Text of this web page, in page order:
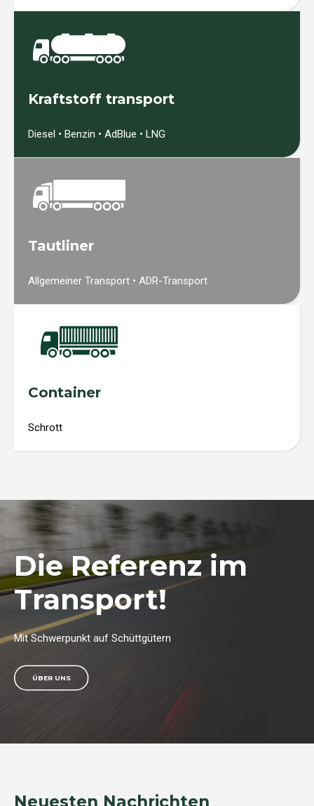
Kraftstoff transport
Diesel • Benzin • AdBlue • LNG
Tautliner
Allgemeiner Transport • ADR-Transport
Container
Schrott
Die Referenz im
Transport!
Mit Schwerpunkt auf Schüttgütern
ÜBER UNS
Neuesten Nachrichten